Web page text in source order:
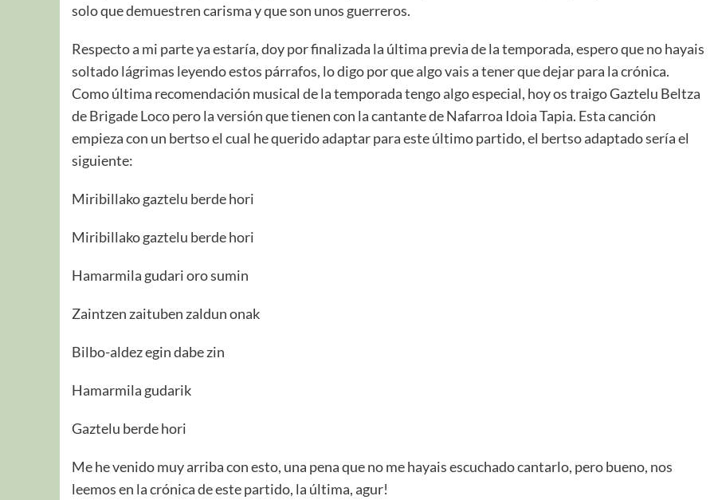
solo que demuestren carisma y que son unos guerreros.
Respecto a mi parte ya estaría, doy por finalizada la última previa de la temporada, espero que no hayais
soltado lágrimas leyendo estos párrafos, lo digo por que algo vais a tener que dejar para la crónica.
Como última recomendación musical de la temporada tengo algo especial, hoy os traigo Gaztelu Beltza
de Brigade Loco pero la versión que tienen con la cantante de Nafarroa Idoia Tapia. Esta canción
empieza con un bertso el cual he querido adaptar para este último partido, el bertso adaptado sería el
siguiente:
Miribillako gaztelu berde hori
Miribillako gaztelu berde hori
Hamarmila gudari oro sumin
Zaintzen zaituben zaldun onak
Bilbo-aldez egin dabe zin
Hamarmila gudarik
Gaztelu berde hori
Me he venido muy arriba con esto, una pena que no me hayais escuchado cantarlo, pero bueno, nos
leemos en la crónica de este partido, la última, agur!